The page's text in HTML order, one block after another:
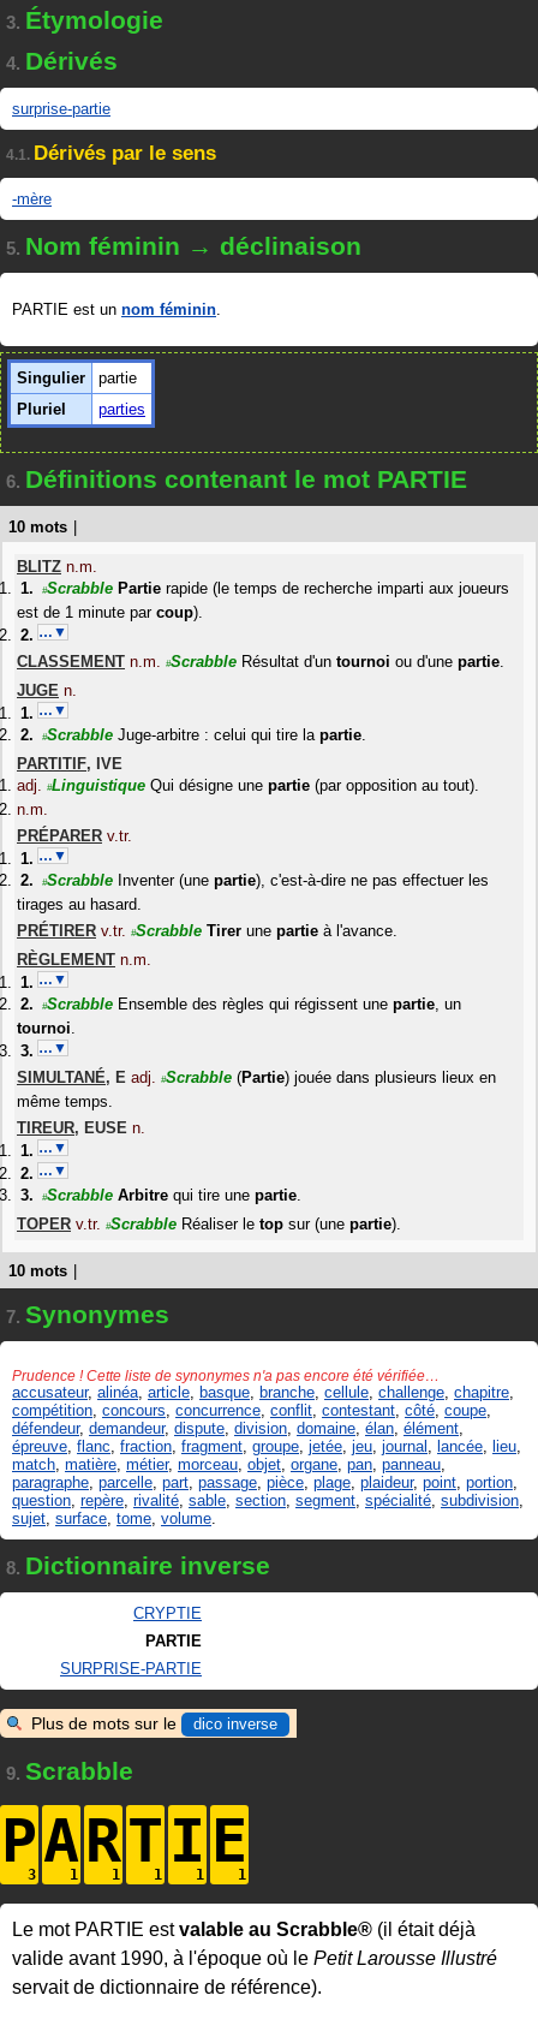
3. Étymologie
4. Dérivés
surprise-partie
4.1. Dérivés par le sens
-mère
5. Nom féminin → déclinaison
PARTIE est un nom féminin.
Singulier
partie
Pluriel
parties
6. Définitions contenant le mot PARTIE
10 mots
BLITZ n.m.
#Scrabble Partie rapide (le temps de recherche imparti aux joueurs
est de 1 minute par coup).
…▼
CLASSEMENT n.m. #Scrabble Résultat d'un tournoi ou d'une partie.
JUGE n.
…▼
#Scrabble Juge-arbitre : celui qui tire la partie.
PARTITIF, IVE
adj. #Linguistique Qui désigne une partie (par opposition au tout).
n.m.
PRÉPARER v.tr.
…▼
#Scrabble Inventer (une partie), c'est-à-dire ne pas effectuer les
tirages au hasard.
PRÉTIRER v.tr. #Scrabble Tirer une partie à l'avance.
RÈGLEMENT n.m.
…▼
#Scrabble Ensemble des règles qui régissent une partie, un
tournoi.
…▼
SIMULTANÉ, E adj. #Scrabble (Partie) jouée dans plusieurs lieux en
même temps.
TIREUR, EUSE n.
…▼
…▼
#Scrabble Arbitre qui tire une partie.
TOPER v.tr. #Scrabble Réaliser le top sur (une partie).
10 mots
7. Synonymes
Prudence ! Cette liste de synonymes n'a pas encore été vérifiée…
accusateur, alinéa article basque branche cellule challenge chapitre
compétition concours concurrence conflit contestant côté coupe
défendeur, demandeur, dispute division domaine élan élément
épreuve flanc fraction fragment groupe jetée jeu journal lancée lieu
match matière métier, morceau objet organe pan panneau
paragraphe parcelle part passage pièce plage plaideur, point portion
question repère rivalité sable section segment spécialité subdivision
sujet surface tome volume
8. Dictionnaire inverse
CRYPTIE
PARTIE
SURPRISE-PARTIE
Plus de mots sur le dico inverse
9. Scrabble
PARTI E
Le mot PARTIE estvalable au Scrabble® (il était déjà
valide avant 1990, à l'époque où le Petit Larousse Illustré
servait de dictionnaire de référence).